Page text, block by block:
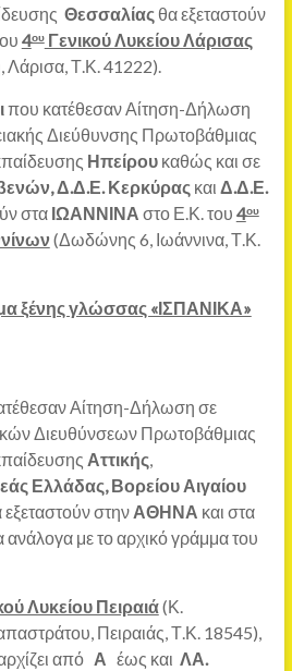
Θεσσαλίας θα εξεταστούν
4ουΓενικού Λυκείου Λάρισας
Λάρισα, Τ.Κ. 41222).
που κατέθεσαν Αίτηση-Δήλωση
Διεύθυνσης Πρωτοβάθμιας
Ηπείρου καθώς και σε
Δ.Δ.Ε. Κερκύρας και Δ.Δ.Ε.
στα ΙΩΑΝΝΙΝΑ στο Ε.Κ. του 4ου
(Δωδώνης 6, Ιωάννινα, Τ.Κ.
ξένης γλώσσας «ΙΣΠΑΝΙΚΑ»
Αίτηση-Δήλωση σε
Διευθύνσεων Πρωτοβάθμιας
Αττικής,
Ελλάδας, Βορείου Αιγαίου
στην ΑΘΗΝΑ και στα
ανάλογα με το αρχικό γράμμα του
Λυκείου Πειραιά(Κ.
Πειραιάς, Τ.Κ. 18545),
από Α έως και ΛΑ.